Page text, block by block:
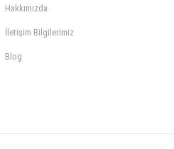
Hakkımızda
İletişim Bilgilerimiz
Blog